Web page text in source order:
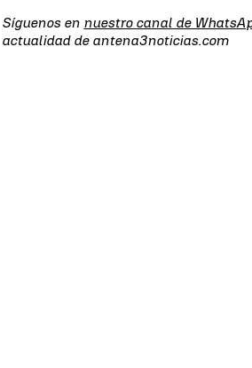
Síguenos en nuestro canal de
actualidad de antena3noticias.com